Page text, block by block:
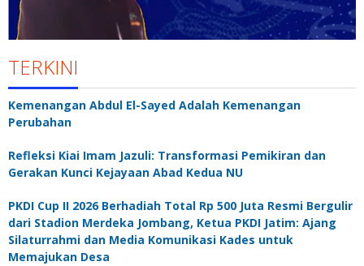
TERKINI
Kemenangan Abdul El-Sayed Adalah Kemenangan
Perubahan
Refleksi Kiai Imam Jazuli: Transformasi Pemikiran dan
Gerakan Kunci Kejayaan Abad Kedua NU
PKDI Cup II 2026 Berhadiah Total Rp 500 Juta Resmi Bergulir
dari Stadion Merdeka Jombang, Ketua PKDI Jatim: Ajang
Silaturrahmi dan Media Komunikasi Kades untuk
Memajukan Desa